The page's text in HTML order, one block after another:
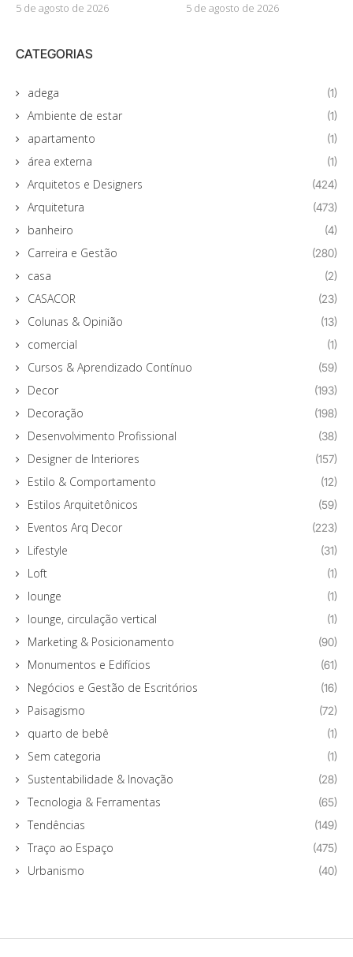
5 de agosto de 2026 5 de agosto de 2026
CATEGORIAS
adega (1)
Ambiente de estar (1)
apartamento (1)
área externa (1)
Arquitetos e Designers (424)
Arquitetura (473)
banheiro (4)
Carreira e Gestão (280)
casa (2)
CASACOR (23)
Colunas & Opinião (13)
comercial (1)
Cursos & Aprendizado Contínuo (59)
Decor (193)
Decoração (198)
Desenvolvimento Profissional (38)
Designer de Interiores (157)
Estilo & Comportamento (12)
Estilos Arquitetônicos (59)
Eventos Arq Decor (223)
Lifestyle (31)
Loft (1)
lounge (1)
lounge, circulação vertical (1)
Marketing & Posicionamento (90)
Monumentos e Edifícios (61)
Negócios e Gestão de Escritórios (16)
Paisagismo (72)
quarto de bebê (1)
Sem categoria (1)
Sustentabilidade & Inovação (28)
Tecnologia & Ferramentas (65)
Tendências (149)
Traço ao Espaço (475)
Urbanismo (40)